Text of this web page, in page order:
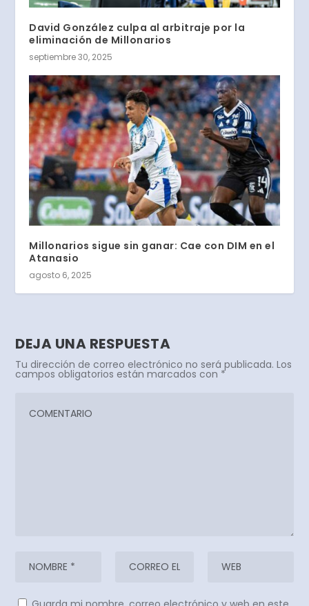
David González culpa al arbitraje por la
eliminación de Millonarios
septiembre 30, 2025
Millonarios sigue sin ganar: Cae con DIM en el
Atanasio
agosto 6, 2025
DEJA UNA RESPUESTA
Tu dirección de correo electrónico no será publicada. Los
campos obligatorios están marcados con *